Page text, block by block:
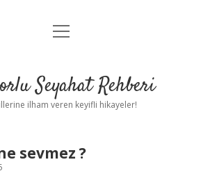
Anasayfa
Yasal Uyarı
menüyü
Seyahat Rehberi
ilham veren keyifli hikayeler!
sevmez ?